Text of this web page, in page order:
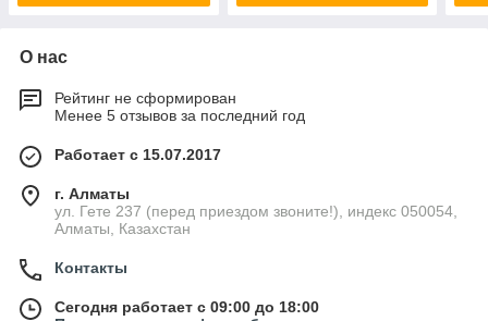
О нас
Рейтинг не сформирован
Менее 5 отзывов за последний год
Работает с 15.07.2017
г. Алматы
ул. Гете 237 (перед приездом звоните!), индекс 050054,
Алматы, Казахстан
Контакты
Сегодня работает с 09:00 до 18:00